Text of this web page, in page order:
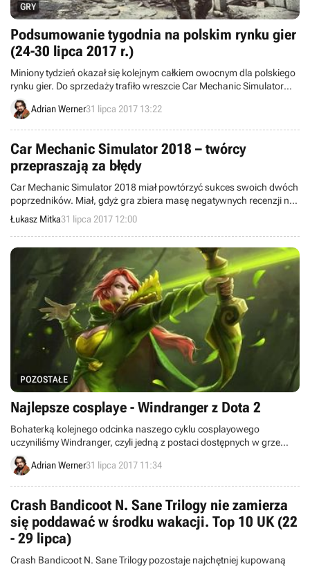
GRY
Podsumowanie tygodnia na polskim rynku gier
(24-30 lipca 2017 r.)
Miniony tydzień okazał się kolejnym całkiem owocnym dla polskiego
rynku gier. Do sprzedaży trafiło wreszcie Car Mechanic Simulator
2018, obejrzeliśmy pierwsze fragmenty rozgrywki z RTS-a
Ancestors, zaś Techland zaczął przygotowania do wejścia na giełdę
Cenega, a nowy numer CD-Action wylądował w kioskach.
Adrian Werner31 lipca 2017 13:22
Car Mechanic Simulator 2018 – twórcy
przepraszają za błędy
Car Mechanic Simulator 2018 miał powtórzyć sukces swoich dwóch
poprzedników. Miał, gdyż gra zbiera masę negatywnych recenzji na
platformie Steam (obecnie tytuł może „poszczycić” się mieszaną
opinią wśród recenzentów). Gra zawiera tak wiele błędów i
niedociągnięć, że deweloperzy oficjalnie za nią przeprosili.
Łukasz Mitka31 lipca 2017 12:00
POZOSTAŁE
Najlepsze cosplaye - Windranger z Dota 2
Bohaterką kolejnego odcinka naszego cyklu cosplayowego
uczyniliśmy Windranger, czyli jedną z postaci dostępnych w grze
MOBA Dota 2.
Adrian Werner31 lipca 2017 11:34
Crash Bandicoot N. Sane Trilogy nie zamierza
się poddawać w środku wakacji. Top 10 UK (22
- 29 lipca)
Crash Bandicoot N. Sane Trilogy pozostaje najchętniej kupowaną